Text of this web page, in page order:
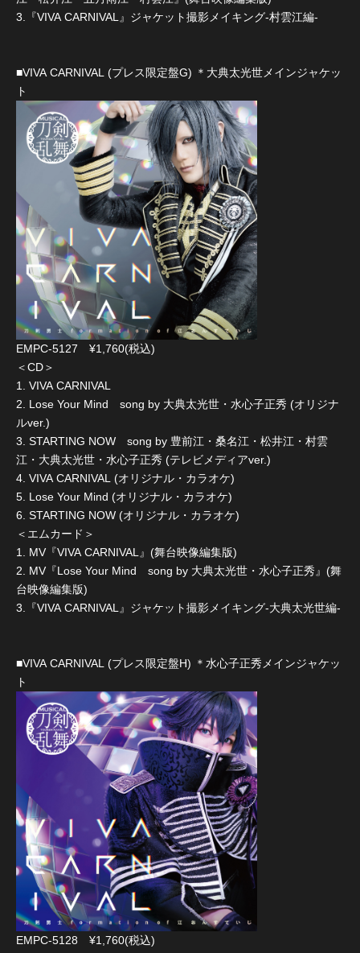
3.『VIVA CARNIVAL』ジャケット撮影メイキング-村雲江編-
■VIVA CARNIVAL (プレス限定盤G) ＊大典太光世メインジャケッ
ト
EMPC-5127 ¥1,760(税込)
＜CD＞
1. VIVA CARNIVAL
2. Lose Your Mind song by 大典太光世・水心子正秀 (オリジナ
ルver.)
3. STARTING NOW song by 豊前江・桑名江・松井江・村雲
江・大典太光世・水心子正秀 (テレビメディアver.)
4. VIVA CARNIVAL (オリジナル・カラオケ)
5. Lose Your Mind (オリジナル・カラオケ)
6. STARTING NOW (オリジナル・カラオケ)
＜エムカード＞
1. MV『VIVA CARNIVAL』(舞台映像編集版)
2. MV『Lose Your Mind song by 大典太光世・水心子正秀』(舞
台映像編集版)
3.『VIVA CARNIVAL』ジャケット撮影メイキング-大典太光世編-
■VIVA CARNIVAL (プレス限定盤H) ＊水心子正秀メインジャケッ
ト
EMPC-5128 ¥1,760(税込)